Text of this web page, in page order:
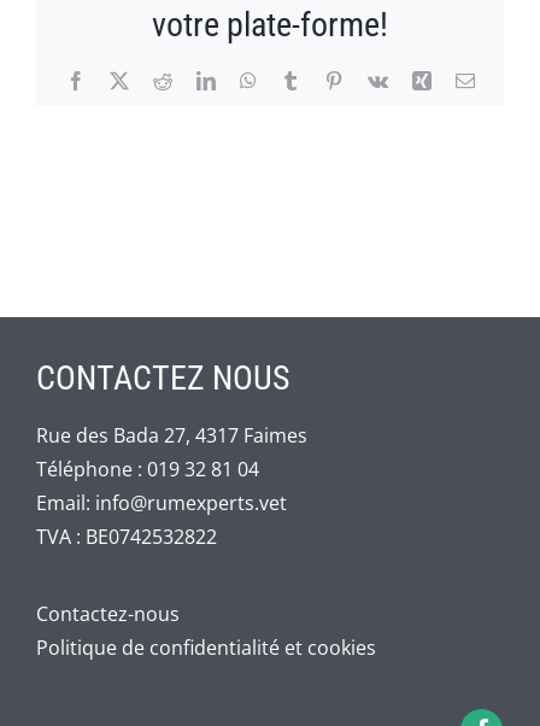
votre plate-forme!
Facebook
X RedditLinkedInWhatsApp
TumblrPinterest
Vk Xing Email
CONTACTEZ NOUS
Rue des Bada 27, 4317 Faimes
Téléphone : 019 32 81 04
Email: info@rumexperts.vet
TVA : BE0742532822
Contactez-nous
Politique de confidentialité et cookies